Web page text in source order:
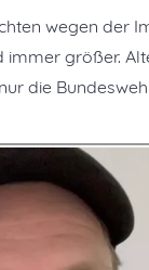
wegen der
immer größer.
die